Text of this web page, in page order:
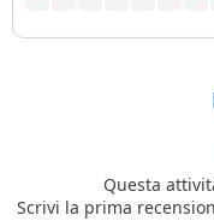
Questa
Scrivi la prima